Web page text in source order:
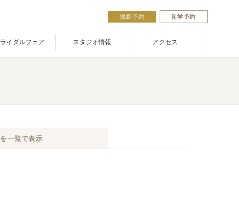
撮影予約 見学予約
イダルフェア スタジオ情報 アクセス
一覧で表示